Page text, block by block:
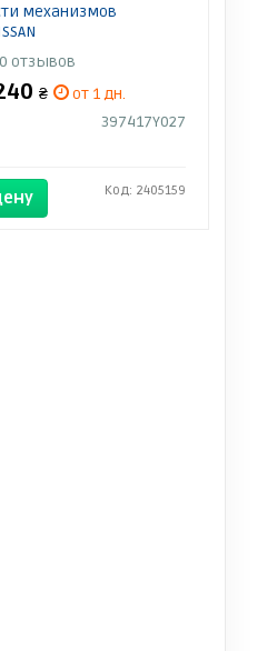
механизмов
0 отзывов
₴
от 1 дн.
397417Y027
Код: 2405159